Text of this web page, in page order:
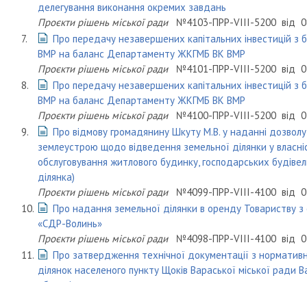
делегування виконання окремих завдань
Проєкти рішень міської ради
№4103-ПРР-VIII-5200 від
7.
Про передачу незавершених капітальних інвестицій з
ВМР на баланс Департаменту ЖКГМБ ВК ВМР
Проєкти рішень міської ради
№4101-ПРР-VIII-5200 від
8.
Про передачу незавершених капітальних інвестицій з
ВМР на баланс Департаменту ЖКГМБ ВК ВМР
Проєкти рішень міської ради
№4100-ПРР-VIII-5200 від
9.
Про відмову громадянину Шкуту М.В. у наданні
землеустрою щодо відведення земельної ділянки у
обслуговування житлового будинку, господарських
ділянка)
Проєкти рішень міської ради
№4099-ПРР-VIII-4100 від
10.
Про надання земельної ділянки в оренду Товариству
«СДР-Волинь»
Проєкти рішень міської ради
№4098-ПРР-VIII-4100 від
11.
Про затвердження технічної документації з
ділянок населеного пункту Щоків Вараської міської ради